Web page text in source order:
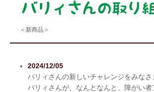
＜新商品＞
2024/12/05
バリィさんの新しいチャレンジをみなさ
バリィさんが、なんとなんと、障がい者